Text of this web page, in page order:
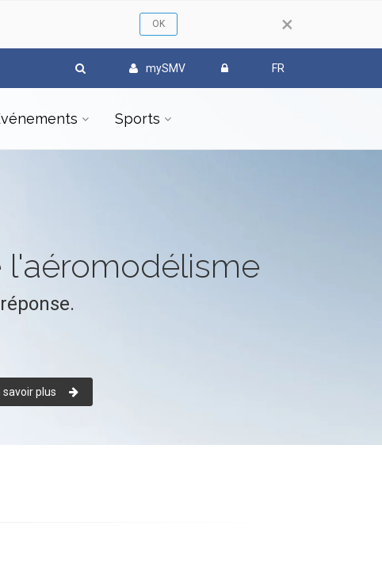
×
mySMV FR
Sports
savoir plus